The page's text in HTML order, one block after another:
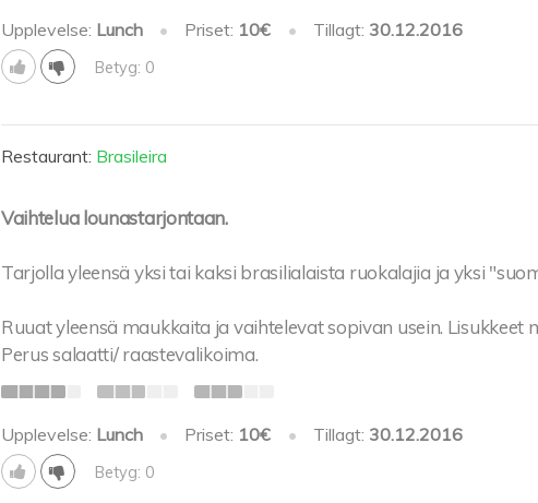
Upplevelse: Lunch • Priset: 10€ • Tillagt: 30.12.2016
Betyg: 0
Restaurant: Brasileira
Vaihtelua lounastarjontaan.
Tarjolla yleensä yksi tai kaksi brasilialaista ruokalajia ja yksi
Ruuat yleensä maukkaita ja vaihtelevat sopivan usein. Lisukkeet
Perus salaatti/ raastevalikoima.
Upplevelse: Lunch • Priset: 10€ • Tillagt: 30.12.2016
Betyg: 0